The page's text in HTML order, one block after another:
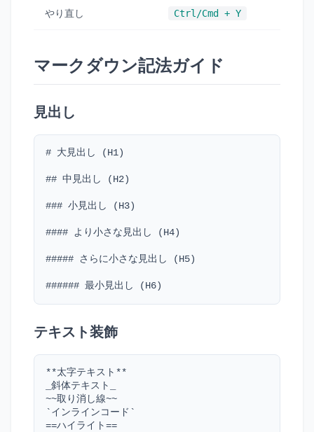
やり直し Ctrl/Cmd + Y
マークダウン記法ガイド
見出し
# 大見出し (H1)
## 中見出し (H2)
### 小見出し (H3)
#### より小さな見出し (H4)
##### さらに小さな見出し (H5)
###### 最小見出し (H6)
テキスト装飾
**太字テキスト**
_斜体テキスト_
~~取り消し線~~
`インラインコード`
==ハイライト==